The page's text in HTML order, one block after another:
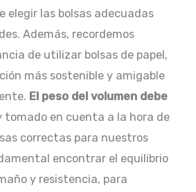
elegir las bolsas adecuadas
Además, recordemos
de utilizar bolsas de papel,
más sostenible y amigable
El peso del volumen debe
tomado en cuenta a la hora de
correctas para nuestros
encontrar el equilibrio
y resistencia, para